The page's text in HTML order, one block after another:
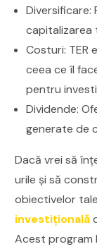
Diversificare:
capitalizarea
Costuri: TER
ceea ce îl
pentru
Dividende:
generate de
Dacă vrei să
urile și să
obiectivelor
investițională
Acest program